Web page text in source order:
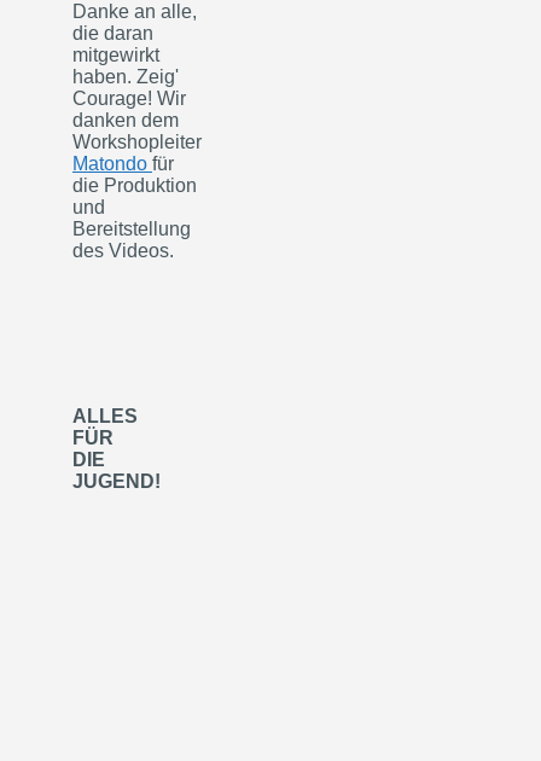
Danke an alle,
die daran
mitgewirkt
haben. Zeig'
Courage! Wir
danken dem
Workshopleiter
Matondo für
die Produktion
und
Bereitstellung
des Videos.
ALLES
FÜR
DIE
JUGEND!